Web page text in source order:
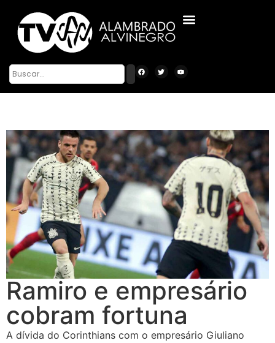
Ramiro e empresário
cobram fortuna
A dívida do Corinthians com o empresário Giuliano